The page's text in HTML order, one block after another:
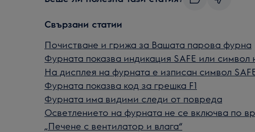
Свързани статии
Почистване и грижа за Вашата парова фурна
Фурната показва индикация SAFE или символ
На дисплея на фурната е изписан символ
Фурната показва код за грешка F1
Фурната има видими следи от повреда
Осветлението на фурната не се включва по
„Печене с вентилатор и влага“